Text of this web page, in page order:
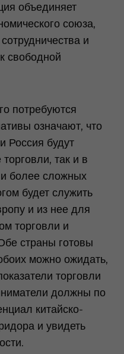
объединяет
союза,
и
свободной
потребуются
означают, что
Россия будут
так и в
и более сложных
будет служить
и из нее для
торговли и
страны готовы
можно ожидать,
торговли
должны по
китайско-
и увидеть